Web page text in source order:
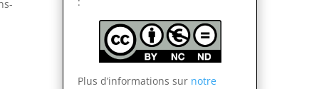
Plus d’informations sur notre